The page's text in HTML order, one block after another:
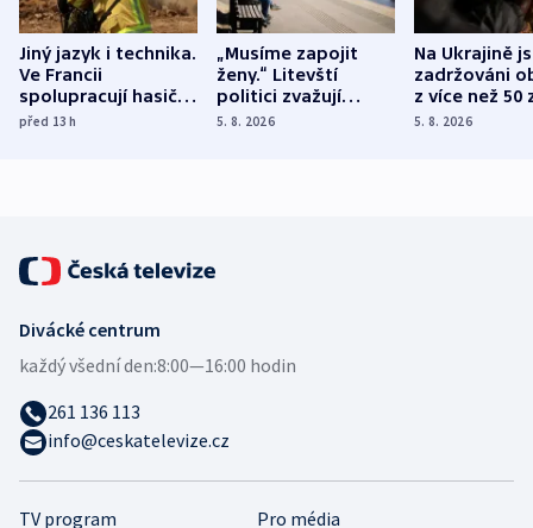
Jiný jazyk i technika.
Ve Francii
spolupracují hasiči z
různých zemí
před 13h
„Musíme zapojit
ženy.“ Litevští
politici zvažují
dohodu o
5. 8. 2026
Na Ukrajině
zadržováni
z více než 50
Bojovali na
5. 8. 2026
TV program Pro média
Divácké centrum
každý všední den:8:00—16:00 hodin
261 136 113
info@ceskatelevize.cz